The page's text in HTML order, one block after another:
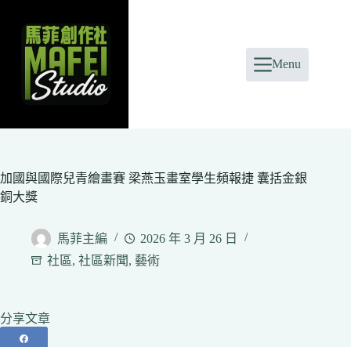
content
Menu
加國與國際兒青繪畫賽 梁燕玉畫室學生頻報捷 囊括金銀
銅大獎
馬菲主編
2026 年 3 月 26 日
社區, 社區新聞, 藝術
分享文章